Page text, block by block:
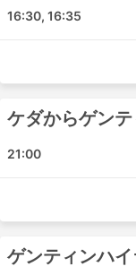
ゲンティンハ
こでは最も人気の
ゲンティン
ペナン - ゲ
ゲンティン
16:30, 16:35
ケダからゲン
21:00
ゲンティンハ